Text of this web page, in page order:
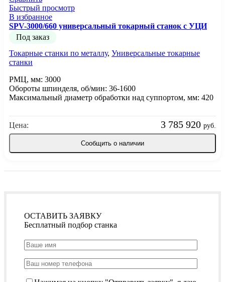
Быстрый просмотр
В избранное
SPV-3000/660 универсальный токарный станок с УЦИ
Под заказ
Токарные станки по металлу, Универсальные токарные
станки
Цена: 3 785 920 руб.
РМЦ, мм: 3000
Обороты шпинделя, об/мин: 36-1600
Максимальный диаметр обработки над суппортом, мм: 420
Сообщить о наличии
ОСТАВИТЬ ЗАЯВКУ
Бесплатный подбор станка